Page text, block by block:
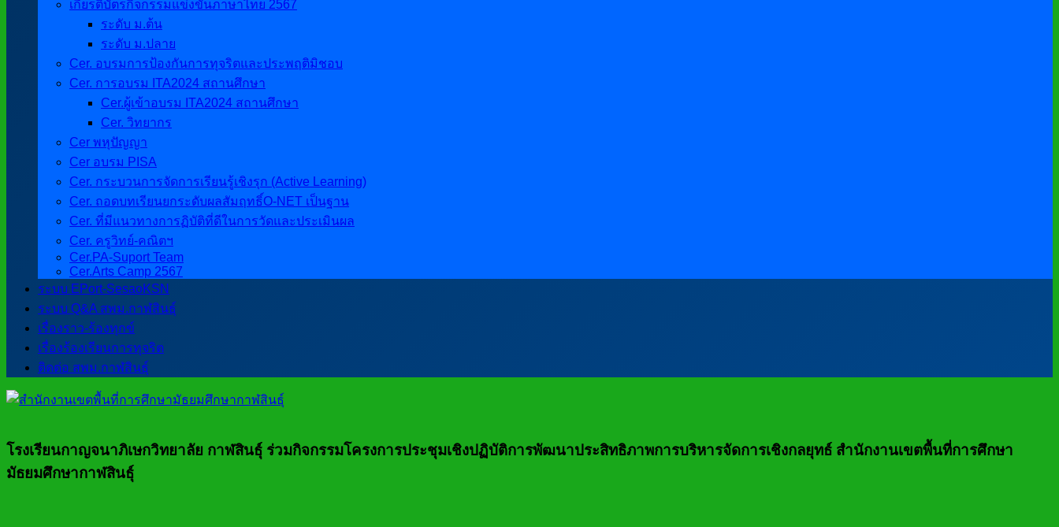
เกียรติบัตรกิจกรรมแข่งขันภาษาไทย 2567
ระดับ ม.ต้น
ระดับ ม.ปลาย
Cer. อบรมการป้องกันการทุจริตและประพฤติมิชอบ
Cer. การอบรม ITA2024 สถานศึกษา
Cer.ผู้เข้าอบรม ITA2024 สถานศึกษา
Cer. วิทยากร
Cer พหุปัญญา
Cer อบรม PISA
Cer. กระบวนการจัดการเรียนรู้เชิงรุก (Active Learning)
Cer. ถอดบทเรียนยกระดับผลสัมฤทธิ์O-NET เป็นฐาน
Cer. ที่มีแนวทางการฏิบัติที่ดีในการวัดและประเมินผล
Cer. ครูวิทย์-คณิตฯ
Cer.PA-Suport Team
Cer.Arts Camp 2567
ระบบ EPort-SesaoKSN
ระบบ Q&A สพม.กาฬสินธุ์
เรื่องราว-ร้องทุกข์
เรื่องร้องเรียนการทุจริต
ติดต่อ สพม.กาฬสินธุ์
โรงเรียนกาญจนาภิเษกวิทยาลัย กาฬสินธุ์ ร่วมกิจกรรมโครงการประชุมเชิงปฏิบัติการพัฒนาประสิทธิภาพการบริหารจัดการเชิงกลยุทธ์ สำนักงานเขตพื้นที่การศึกษา
มัธยมศึกษากาฬสินธุ์